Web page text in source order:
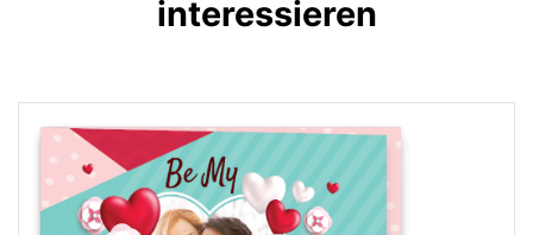
interessieren